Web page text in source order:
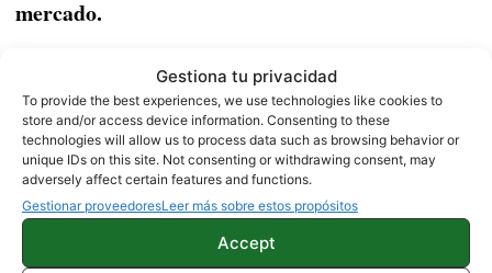
Gestiona tu privacidad
To provide the best experiences, we use technologies like cookies to
store and/or access device information. Consenting to these
technologies will allow us to process data such as browsing behavior or
unique IDs on this site. Not consenting or withdrawing consent, may
adversely affect certain features and functions.
Gestionar proveedoresLeer más sobre estos propósitos
Accept
mercado.
NOKIA NOTICIAS
Sobre este autor